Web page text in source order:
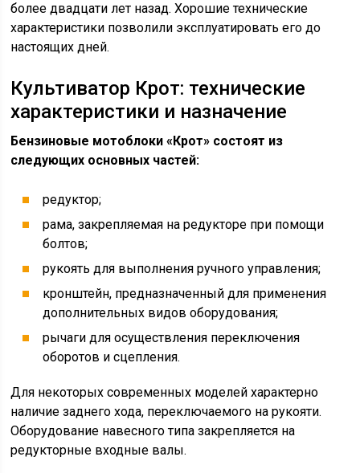
более двадцати лет назад. Хорошие технические
характеристики позволили эксплуатировать его до
настоящих дней.
Культиватор Крот: технические
характеристики и назначение
Бензиновые мотоблоки «Крот» состоят из
следующих основных частей:
редуктор;
рама, закрепляемая на редукторе при помощи
болтов;
рукоять для выполнения ручного управления;
кронштейн, предназначенный для применения
дополнительных видов оборудования;
рычаги для осуществления переключения
оборотов и сцепления.
Для некоторых современных моделей характерно
наличие заднего хода, переключаемого на рукояти.
Оборудование навесного типа закрепляется на
редукторные входные валы.